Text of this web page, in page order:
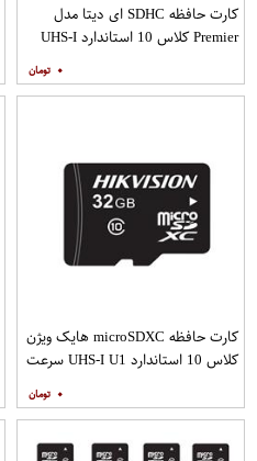
کارت حافظه SDHC ای دیتا مدل
Premier کلاس 10 استاندارد UHS-I
گیگابایت
۰
کارت حافظه microSDXC هایک ویژن
کلاس 10 استاندارد UHS-I U1 سرعت
۰